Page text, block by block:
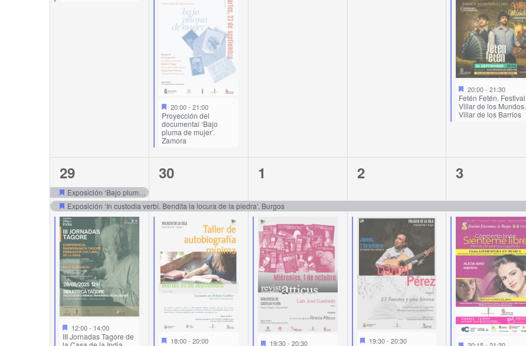
20:00- 21:00
Proyección del
documental ‘Bajo
pluma de mujer’.
Zamora
20:00-21:30
Fetén Fetén. Festival
Villar de los Mundos.
Villar de los Barrios
4
events,
29
Exposición ‘In custodia verbi. Bendita la locura de la piedra’. Burgos
12:00- 14:00
III Jornadas Tagore de
4
30
18:00- 20:00
2
1
19:30- 20:30
2
2
19:30- 20:30
2
3